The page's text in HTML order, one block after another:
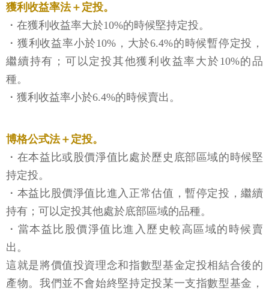
獲利收益率法＋定投。
・在獲利收益率大於10%的時候堅持定投。
・獲利收益率小於10%，大於6.4%的時候暫停定投，
繼續持有；可以定投其他獲利收益率大於10%的品
種。
・獲利收益率小於6.4%的時候賣出。
博格公式法＋定投。
・在本益比或股價淨值比處於歷史底部區域的時候堅
持定投。
・本益比股價淨值比進入正常估值，暫停定投，繼續
持有；可以定投其他處於底部區域的品種。
・當本益比股價淨值比進入歷史較高區域的時候賣
出。
這就是將價值投資理念和指數型基金定投相結合後的
產物。我們並不會始終堅持定投某一支指數型基金，